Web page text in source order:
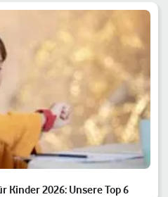
Kinder 2026: Unsere Top 6